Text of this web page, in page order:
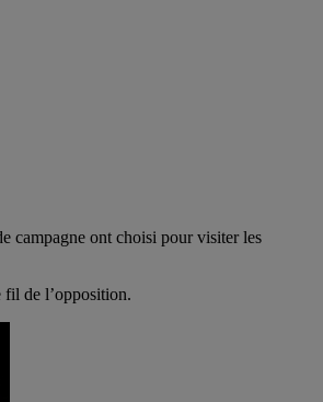
campagne ont choisi pour visiter les
de l’opposition.